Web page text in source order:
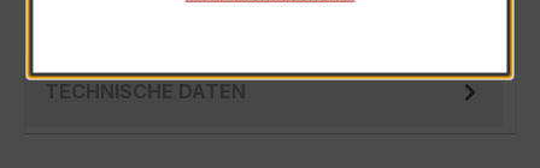
TECHNISCHE DATEN